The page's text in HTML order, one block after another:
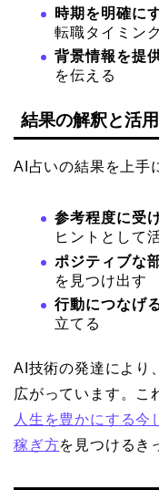
時期を明確に
転職タイミン
背景情報を提
を伝える
結果の解釈と活
AI占いの結果を上手
参考程度に受
ヒントとして
ポジティブな
を見つけ出す
行動につなげ
立てる
AI技術の発達により
広がっています。こ
人生を豊かにする今
稼ぎ方を見つけるき